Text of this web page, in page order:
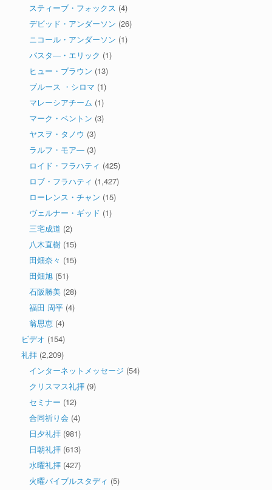
スティーブ・フォックス (4)
デビッド・アンダーソン (26)
ニコール・アンダーソン (1)
パスタ―・エリック (1)
ヒュー・ブラウン (13)
ブルース ・シロマ (1)
マレーシアチーム (1)
マーク・ベントン (3)
ヤスヲ・タノウ (3)
ラルフ・モア― (3)
ロイド・フラハティ (425)
ロブ・フラハティ (1,427)
ローレンス・チャン (15)
ヴェルナー・ギッド (1)
三宅成道 (2)
八木直樹 (15)
田畑奈々 (15)
田畑旭 (51)
石阪勝美 (28)
福田 周平 (4)
翁思恵 (4)
ビデオ (154)
礼拝 (2,209)
インターネットメッセージ (54)
クリスマス礼拝 (9)
セミナー (12)
合同祈り会 (4)
日夕礼拝 (981)
日朝礼拝 (613)
水曜礼拝 (427)
火曜バイブルスタディ (5)